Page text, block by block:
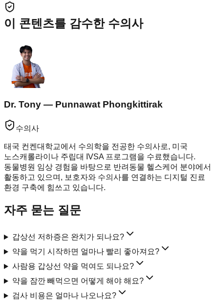
이 콘텐츠를 감수한 수의사
Dr. Tony — Punnawat Phongkittirak
수의사
태국 컨켄대학교에서 수의학을 전공한 수의사로, 미국
노스캐롤라이나 주립대 IVSA 프로그램을 수료했습니다.
동물병원 임상 경험을 바탕으로 반려동물 헬스케어 분야에서
활동하고 있으며, 보호자와 수의사를 연결하는 디지털 진료
환경 구축에 힘쓰고 있습니다.
자주 묻는 질문
갑상선 저하증은 완치가 되나요?
약을 먹기 시작하면 얼마나 빨리 좋아져요?
사람용 갑상선 약을 먹여도 되나요?
약을 잠깐 빼먹으면 어떻게 해야 해요?
검사 비용은 얼마나 나오나요?